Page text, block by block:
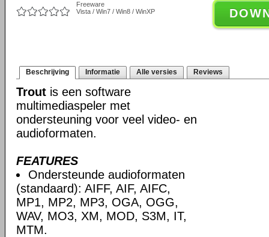
Freeware
Vista / Win7 / Win8 / WinXP
Beschrijving Informatie Alle versies Reviews
Trout is een software
multimediaspeler met
ondersteuning voor veel video- en
audioformaten.
FEATURES
Ondersteunde audioformaten
(standaard): AIFF, AIF, AIFC,
MP1, MP2, MP3, OGA, OGG,
WAV, MO3, XM, MOD, S3M, IT,
MTM.